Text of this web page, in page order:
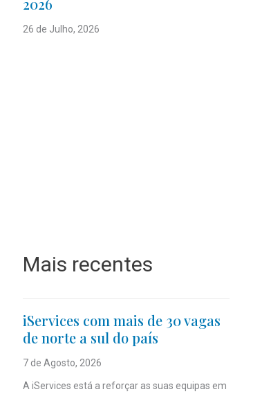
2026
26 de Julho, 2026
Mais recentes
iServices com mais de 30 vagas
de norte a sul do país
7 de Agosto, 2026
A iServices está a reforçar as suas equipas em